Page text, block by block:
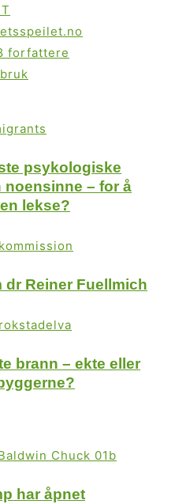
forfattere
psykologiske
noensinne – for å
lekse?
dr Reiner Fuellmich
brann – ekte eller
har åpnet